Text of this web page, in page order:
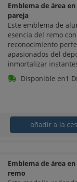
Emblema de área
pareja
Este emblema de
esencia del remo
reconocimiento
apasionados del
inmortalizar
Disponible en1
añadir a la
Emblema de área
remo